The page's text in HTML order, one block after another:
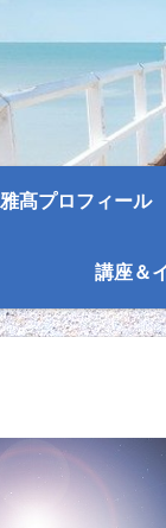
髙プロフィール
講座＆